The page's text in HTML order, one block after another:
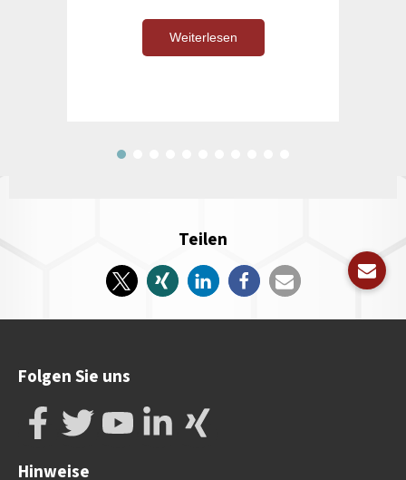
Weiterlesen
Teilen
Folgen Sie uns
Hinweise